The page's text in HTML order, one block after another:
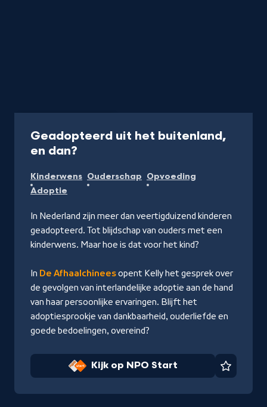
Geadopteerd uit het buitenland,
en dan?
op
Start
Kinderwens Ouderschap Opvoeding
Adoptie
In Nederland zijn meer dan veertigduizend kinderen
geadopteerd. Tot blijdschap van ouders met een
kinderwens. Maar hoe is dat voor het kind?
In De Afhaalchineesopent Kelly het gesprek over
de gevolgen van interlandelijke adoptie aan de hand
van haar persoonlijke ervaringen. Blijft het
adoptiesprookje van dankbaarheid, ouderliefde en
goede bedoelingen, overeind?
Kijk op NPO Start